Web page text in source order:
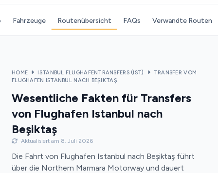
Fahrzeuge Routenübersicht FAQs Verwandte Routen
HOME ISTANBUL FLUGHAFENTRANSFERS (IST)
TRANSFER VOM
FLUGHAFEN ISTANBUL NACH BEŞIKTAŞ
Wesentliche Fakten für Transfers
von Flughafen Istanbul nach
Beşiktaş
Aktualisiert am 8. Juli 2026
Die Fahrt von Flughafen Istanbul nach Beşiktaş führt
über die Northern Marmara Motorway und dauert